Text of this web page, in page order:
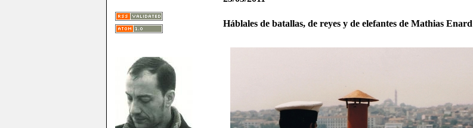
Háblales de batallas, de reyes y de elefantes de Mathias Enard